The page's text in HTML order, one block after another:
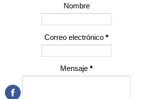
Nombre
Correo electrónico *
Mensaje *